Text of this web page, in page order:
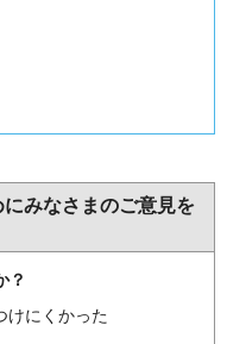
みなさまのご意見を
？
けにくかった